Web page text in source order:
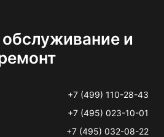
и
+7 (499) 110-28-43
+7 (495) 023-10-01
+7 (495) 032-08-22